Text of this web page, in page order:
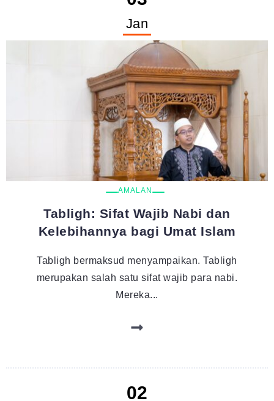
Jan
AMALAN
Tabligh: Sifat Wajib Nabi dan
Kelebihannya bagi Umat Islam
Tabligh bermaksud menyampaikan. Tabligh
merupakan salah satu sifat wajib para nabi.
Mereka...
02